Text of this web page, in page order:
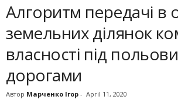
Алгоритм передачі в
земельних ділянок
власності під
дорогами
Автор Марченко Ігор - April 11, 2020